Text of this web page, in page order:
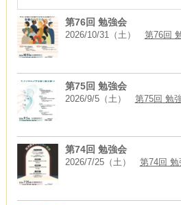
第76回 勉強会
2026/10/31（土） 第76回
第75回 勉強会
2026/9/5（土） 第75回 勉
第74回 勉強会
2026/7/25（土） 第74回 勉